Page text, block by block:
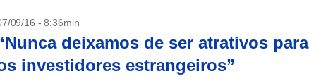
09/16 - 8:36min
deixamos de ser atrativos para
investidores estrangeiros”